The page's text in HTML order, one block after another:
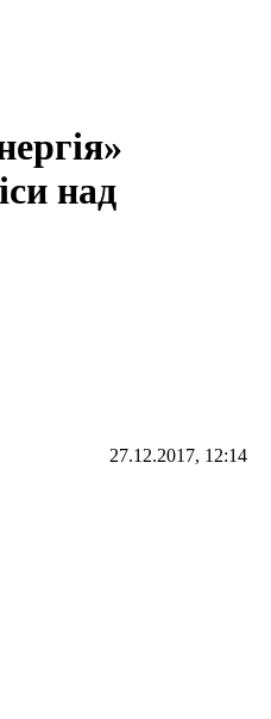
над
27.12.2017, 12:14